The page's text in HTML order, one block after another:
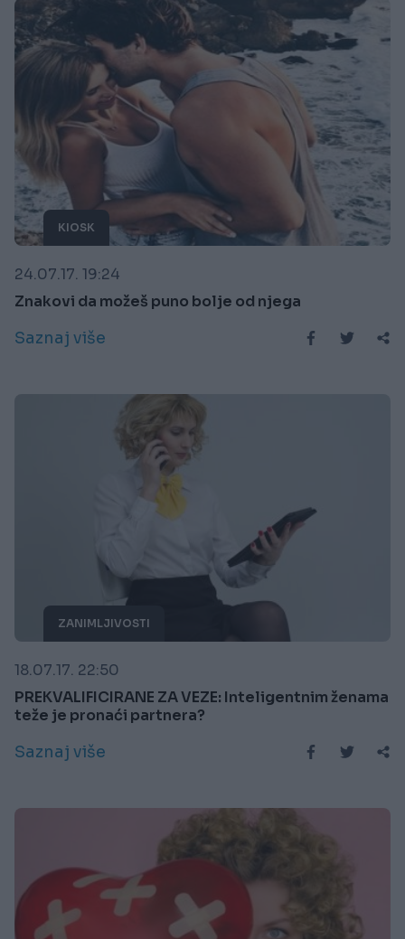
KIOSK
24.07.17. 19:24
Znakovi da možeš puno bolje od njega
Saznaj više
ZANIMLJIVOSTI
18.07.17. 22:50
PREKVALIFICIRANE ZA VEZE: Inteligentnim ženama
teže je pronaći partnera?
Saznaj više